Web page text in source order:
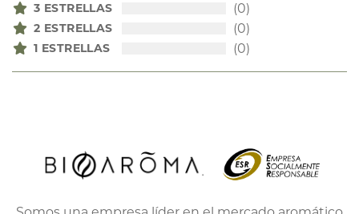
3 ESTRELLAS (0)
2 ESTRELLAS (0)
1 ESTRELLAS (0)